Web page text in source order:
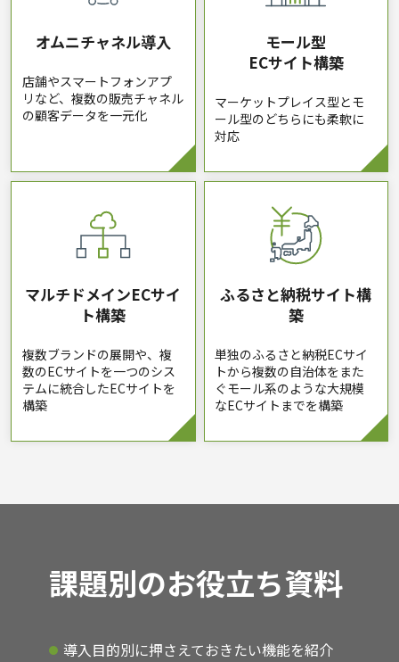
オムニチャネル導入
店舗やスマートフォンアプ
リなど、複数の販売チャネル
の顧客データを一元化
モール型
ECサイト構築
マーケットプレイス型とモ
ール型のどちらにも柔軟に
対応
マルチドメインECサイ
ト構築
複数ブランドの展開や、複
数のECサイトを一つのシス
テムに統合したECサイトを
構築
ふるさと納税サイト構
築
単独のふるさと納税ECサイ
トから複数の自治体をまた
ぐモール系のような大規模
なECサイトまでを構築
課題別のお役立ち資料
導入目的別に押さえておきたい機能を紹介